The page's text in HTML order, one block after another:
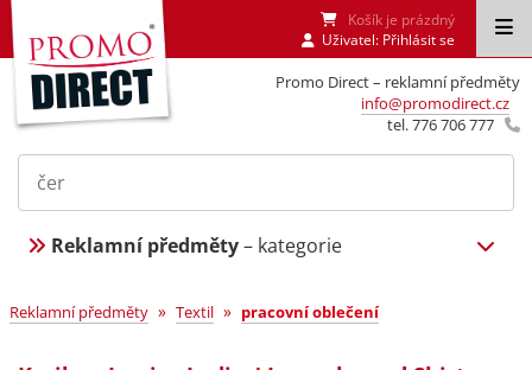
Promo Direct – reklamní předměty
info@promodirect.cz
tel. 776 706 777
Košík je prázdný
Uživatel: Přihlásit se
Reklamní předměty– kategorie
Reklamní předměty » Textil » pracovní oblečení